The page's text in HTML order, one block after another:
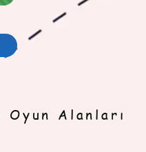
Alanları